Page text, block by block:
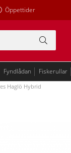
Öppettider
Fyndlådan Fiskerullar
Haglö Hybrid